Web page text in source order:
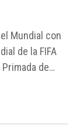
Mundial con
de la FIFA
de
de vista